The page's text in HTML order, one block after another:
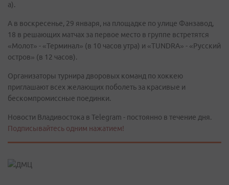
а).
А в воскресенье, 29 января, на площадке по улице Фанзавод,
18 в решающих матчах за первое место в группе встретятся
«Молот» - «Терминал» (в 10 часов утра) и «TUNDRA» - «Русский
остров» (в 12 часов).
Организаторы турнира дворовых команд по хоккею
приглашают всех желающих поболеть за красивые и
бескомпромиссные поединки.
Новости Владивостока в Telegram - постоянно в течение дня.
Подписывайтесь одним нажатием!